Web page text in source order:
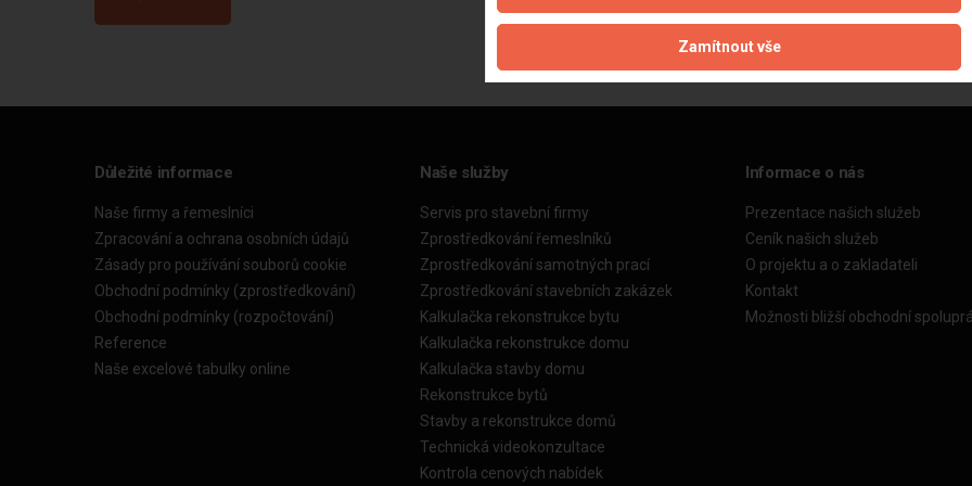
Důležité informace
Naše firmy a řemeslníci
Zpracování a ochrana osobních údajů
Zásady pro používání souborů cookie
Obchodní podmínky (zprostředkování)
Obchodní podmínky (rozpočtování)
Reference
Naše excelové tabulky online
Naše služby
Servis pro stavební firmy
Zprostředkování řemeslníků
Zprostředkování samotných prací
Zprostředkování stavebních zakázek
Kalkulačka rekonstrukce bytu
Kalkulačka rekonstrukce domu
Kalkulačka stavby domu
Rekonstrukce bytů
Stavby a rekonstrukce domů
Technická videokonzultace
Kontrola cenových nabídek
Informace o nás
Prezentace našich služeb
Ceník našich služeb
O projektu a o zakladateli
Kontakt
Možnosti bližší obchodní
Zamítnout vše